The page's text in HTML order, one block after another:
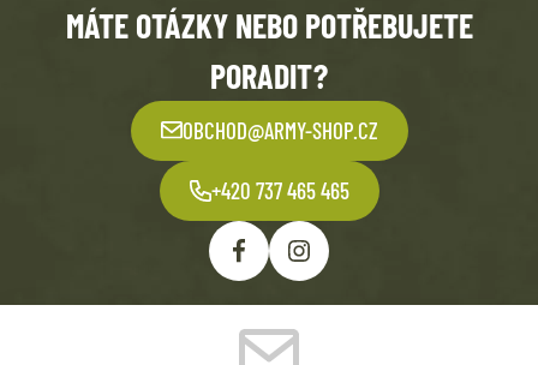
MÁTE OTÁZKY NEBO POTŘEBUJETE
PORADIT?
OBCHOD@ARMY-SHOP.CZ
+420 737 465 465